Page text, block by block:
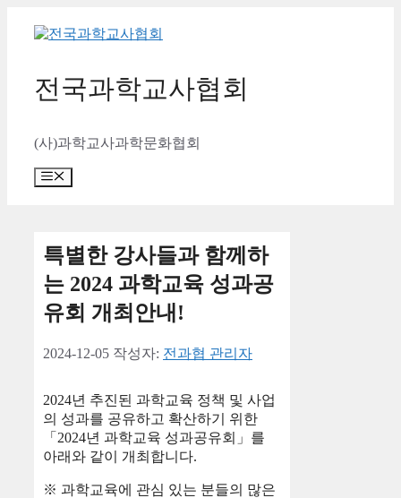
전국과학교사협회
(사)과학교사과학문화협회
메
특별한 강사들과 함께하
는 2024 과학교육 성과공
유회 개최안내!
2024-12-05 작성자: 전과협 관리자
2024년 추진된 과학교육 정책 및 사업
의 성과를 공유하고 확산하기 위한
「2024년 과학교육 성과공유회」를
아래와 같이 개최합니다.
※ 과학교육에 관심 있는 분들의 많은